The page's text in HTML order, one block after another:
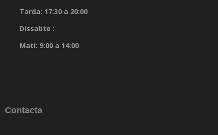
Tarda: 17:30 a 20:00
Dissabte :
Mati: 9:00 a 14:00
Contacta